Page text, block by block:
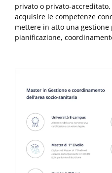
privato o privato-
acquisire le competenze
mettere in atto una
pianificazione,